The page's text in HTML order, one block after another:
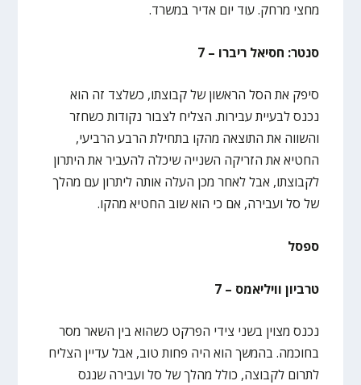
מחצי מרחק. עוד יום אדיר במשרד.
סנטר: חסיאל ריברו – 7
סיפק את הסל הראשון של קבוצתו, כשלצד זה הוא
נכנס לבעיית עבירות. הצליח לצבור נקודות כשחזר
והשווה את התוצאה מהקו בתחילת הרבע הרביעי,
החטיא את הזריקה השנייה שיכלה להעביר את היתרון
לקבוצתו, אבל לאחר מכן העלה אותה ליתרון עם מהלך
של סל ועבירה, אם כי הוא שוב החטיא מהקו.
ספסל
טרביון וויליאמס – 7
נכנס מצוין בשני צידי הפרקט כשהוא בין השאר מסר
בחוכמה. בהמשך הוא היה פחות טוב, אבל עדיין הצליח
לתרום לקבוצה, כולל מהלך של סל ועבירה שנגס